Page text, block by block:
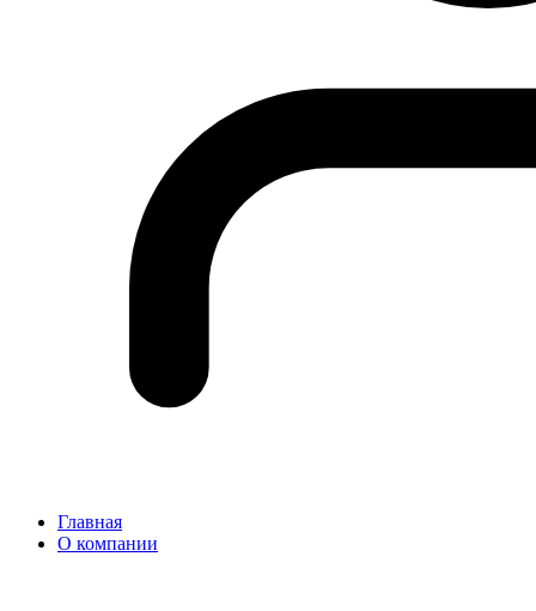
Главная
О компании